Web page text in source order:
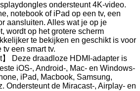
ondersteunt 4K-video.
notebook of iPad op een tv, een
aansluiten. Alles wat je op je
wordt op het grotere scherm
te bekijken en geschikt is voor
tv een smart tv.
】 Deze draadloze HDMI-adapter is
iOS-, Android-, Mac- en Windows-
iPad, Macbook, Samsung,
Ondersteunt de Miracast-, Airplay- en